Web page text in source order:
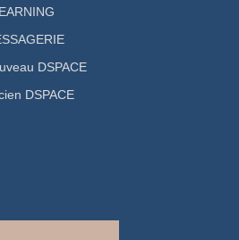
DSPACE
DSPACE